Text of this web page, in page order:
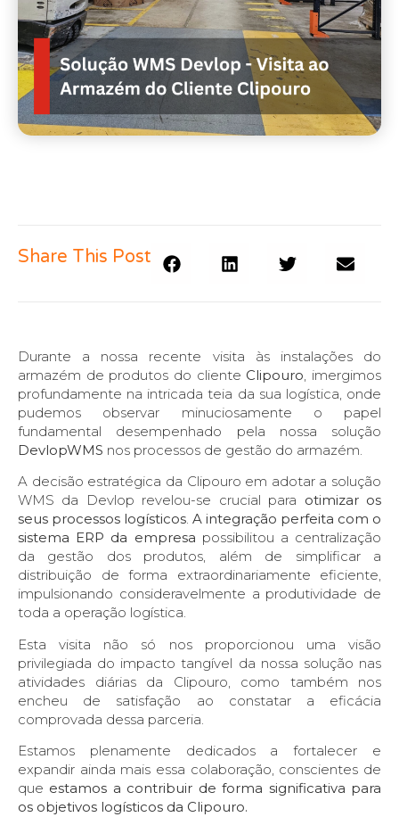
Share This Post
Durante a nossa recente visita às instalações do
armazém de produtos do cliente Clipouro, imergimos
profundamente na intricada teia da sua logística, onde
pudemos observar minuciosamente o papel
fundamental desempenhado pela nossa solução
DevlopWMS nos processos de gestão do armazém.
A decisão estratégica da Clipouro em adotar a solução
WMS da Devlop revelou-se crucial para otimizar os
seus processos logísticos. A integração perfeita com o
sistema ERP da empresa possibilitou a centralização
da gestão dos produtos, além de simplificar a
distribuição de forma extraordinariamente eficiente,
impulsionando consideravelmente a produtividade de
toda a operação logística.
Esta visita não só nos proporcionou uma visão
privilegiada do impacto tangível da nossa solução nas
atividades diárias da Clipouro, como também nos
encheu de satisfação ao constatar a eficácia
comprovada dessa parceria.
Estamos plenamente dedicados a fortalecer e
expandir ainda mais essa colaboração, conscientes de
que estamos a contribuir de forma significativa para
os objetivos logísticos da Clipouro.